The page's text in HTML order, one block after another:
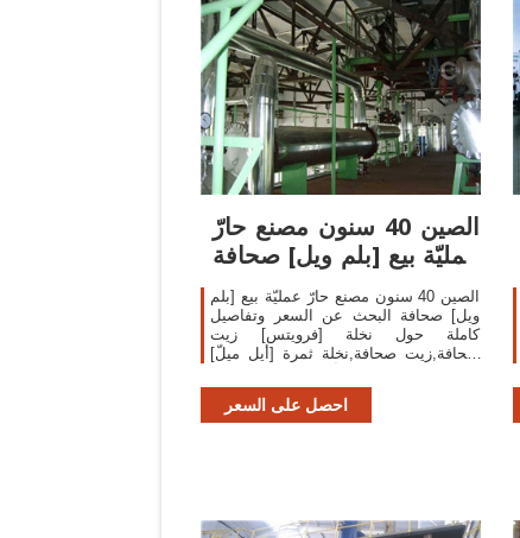
الصين 40 سنون مصنع حارّ
عمليّة بيع [بلم ويل] صحافة
يشترى
الصين 40 سنون مصنع حارّ عمليّة بيع [بلم
ويل] صحافة البحث عن السعر وتفاصيل
كاملة حول نخلة [فرويتس] زيت
صحافة,زيت صحافة,نخلة ثمرة [أيل ميلّ]
Henan Double Elephants Machinery
I/E Co., Ltd..
احصل على السعر